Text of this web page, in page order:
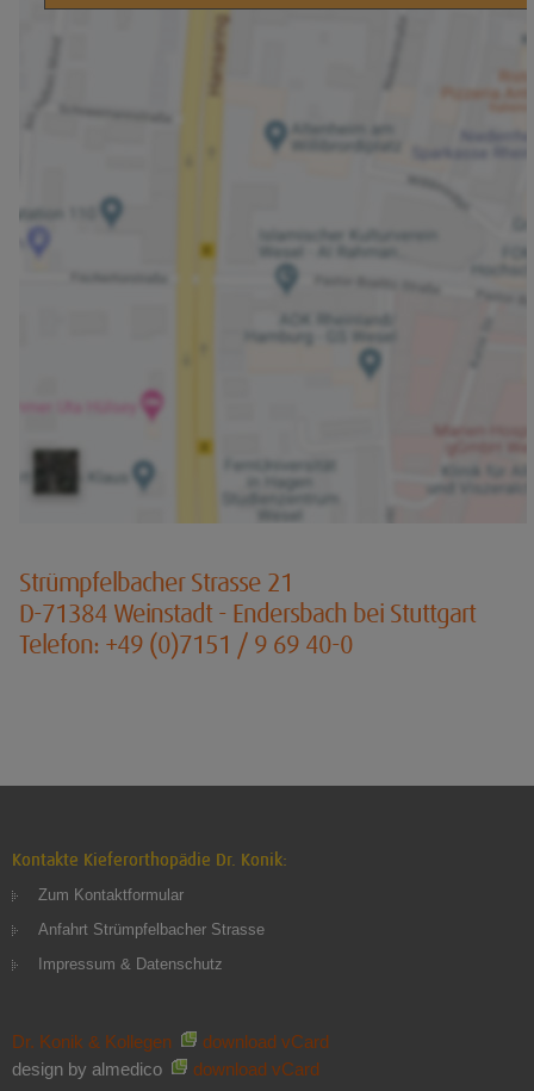
Strümpfelbacher Strasse 21
D-71384 Weinstadt - Endersbach bei Stuttgart
Telefon: +49 (0)7151 / 9 69 40-0
Kontakte Kieferorthopädie Dr. Konik:
Zum Kontaktformular
Anfahrt Strümpfelbacher Strasse
Impressum & Datenschutz
Dr. Konik & Kollegen
download vCard
design by almedico
download vCard